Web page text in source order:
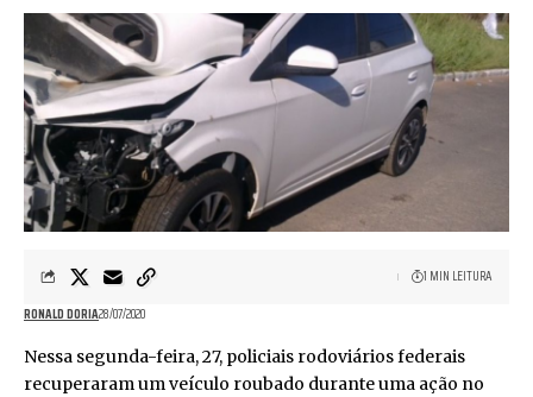
RONALD DORIA28/07/2020
1 MIN LEITURA
Nessa segunda-feira, 27, policiais rodoviários federais
recuperaram um veículo roubado durante uma ação no